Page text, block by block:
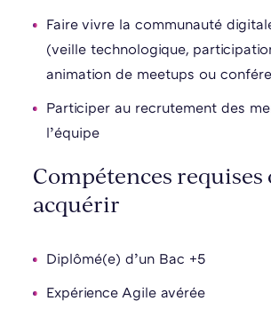
Faire vivre la communauté
(veille technologique,
animation de meetups ou
Participer au recrutement des
l’équipe
Compétences requises
acquérir
Diplômé(e) d’un Bac +5
Expérience Agile avérée